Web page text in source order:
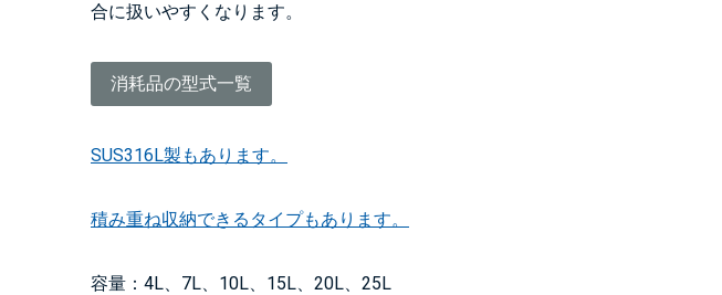
合に扱いやすくなります。
消耗品の型式一覧
SUS316L製もあります。
積み重ね収納できるタイプもあります。
容量：4L、7L、10L、15L、20L、25L